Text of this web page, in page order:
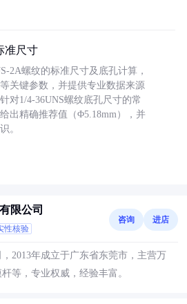
准尺寸
2A螺纹的标准尺寸及底孔计算，
关键参数，并提供专业数据来源
对1/4-36UNS螺纹底孔尺寸的常
出精确推荐值（Φ5.18mm），并
。
限公司
性核验
咨询 进店
2013年成立于广东省东莞市，主营万
等，专业权威，经验丰富。